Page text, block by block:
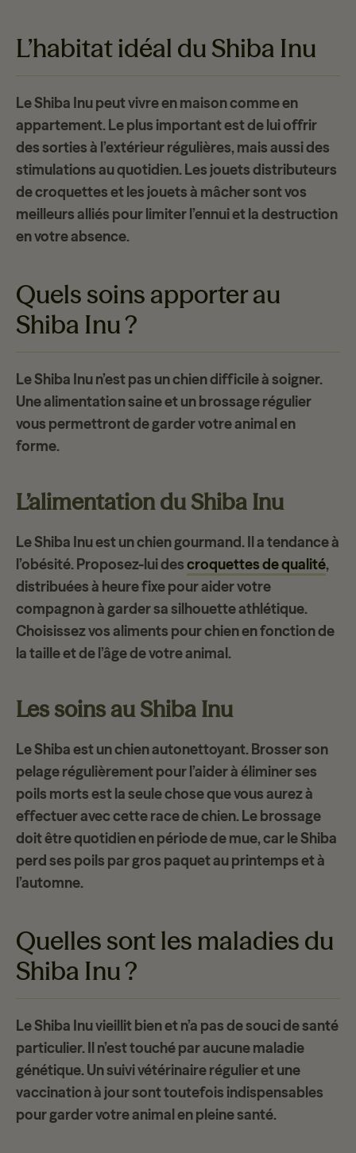
L’habitat idéal du Shiba Inu
Le Shiba Inu peut vivreen maison comme en
appartement. Le plus important est de lui offrir
des sorties à l’extérieur régulières, mais aussi des
stimulations au quotidien. Les jouets distributeurs
de croquettes et les jouets à mâcher sont vos
meilleurs alliés pour limiter l’ennui et la destruction
en votre absence.
Quels soins apporter au
Shiba Inu ?
Le Shiba Inu n’est pas un chien difficile à soigner.
Une alimentation saine et un brossage régulier
vous permettront de garder votre animal en
forme.
L’alimentation du Shiba Inu
Le Shiba Inu est unchien gourmand. Il a tendance à
l’obésité. Proposez-lui descroquettes de qualité,
distribuées à heure fixe pour aider votre
compagnon à garder sa silhouette athlétique.
Choisissez vos aliments pour chien en fonction de
la taille et de l’âge de votre animal.
Les soins au Shiba Inu
Le Shiba est unchien autonettoyant. Brosser son
pelage régulièrement pour l’aider à éliminer ses
poils morts est la seule chose que vous aurez à
effectuer avec cette race de chien. Le brossage
doit être quotidien en période de mue, car le Shiba
perd ses poils par gros paquet au printemps et à
l’automne.
Quelles sont les maladies du
Shiba Inu ?
Le Shiba Inu vieillit bien et n’a pas de souci de santé
particulier. Il n’est touché paraucune maladie
génétique. Un suivi vétérinaire régulier et une
vaccination à jour sont toutefois indispensables
pour garder votre animal en pleine santé.